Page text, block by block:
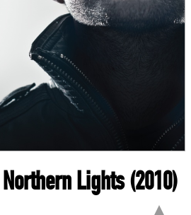
Lights(2010)